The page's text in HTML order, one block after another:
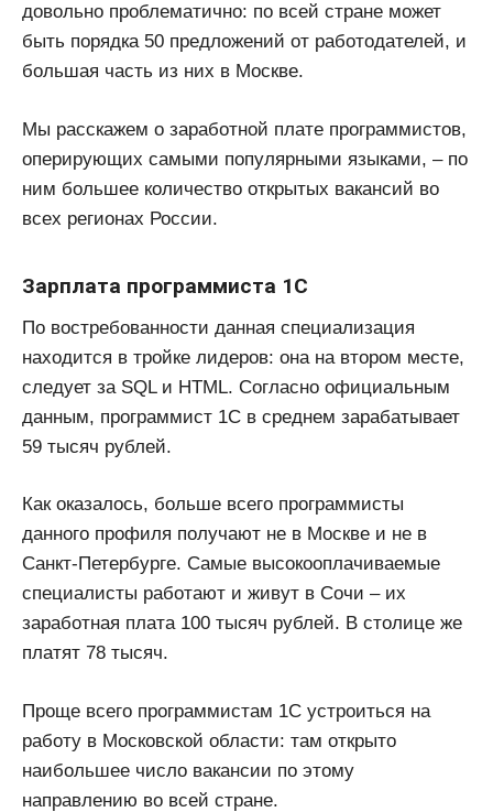
довольно проблематично: по всей стране может
быть порядка 50 предложений от работодателей, и
большая часть из них в Москве.
Мы расскажем о заработной плате программистов,
оперирующих самыми популярными языками, – по
ним большее количество открытых вакансий во
всех регионах России.
Зарплата программиста 1С
По востребованности данная специализация
находится в тройке лидеров: она на втором месте,
следует за SQL и HTML. Согласно официальным
данным, программист 1С в среднем зарабатывает
59 тысяч рублей.
Как оказалось, больше всего программисты
данного профиля получают не в Москве и не в
Санкт-Петербурге. Самые высокооплачиваемые
специалисты работают и живут в Сочи – их
заработная плата 100 тысяч рублей. В столице же
платят 78 тысяч.
Проще всего программистам 1С устроиться на
работу в Московской области: там открыто
наибольшее число вакансии по этому
направлению во всей стране.